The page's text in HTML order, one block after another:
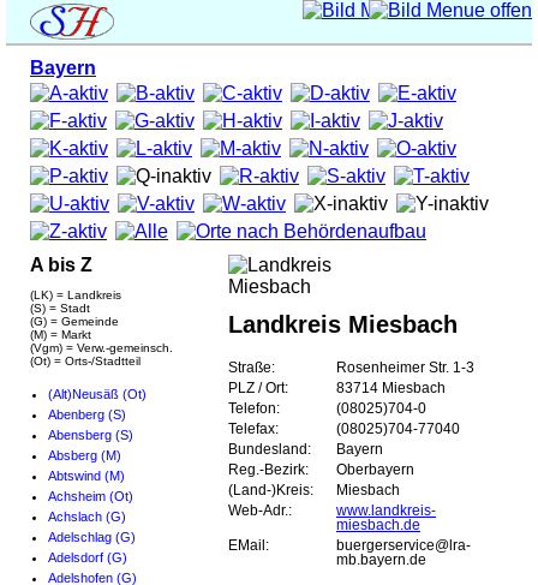
Bayern
A bis Z
(LK) = Landkreis
(S) = Stadt
(G) = Gemeinde
(M) = Markt
(Vgm) = Verw.-gemeinsch.
(Ot) = Orts-/Stadtteil
(Alt)Neusäß (Ot)
Abenberg (S)
Abensberg (S)
Absberg (M)
Abtswind (M)
Achsheim (Ot)
Achslach (G)
Adelschlag (G)
Adelsdorf (G)
Adelshofen (G)
Landkreis Miesbach
Straße:
Rosenheimer Str. 1-3
PLZ / Ort:
83714 Miesbach
Telefon:
(08025)704-0
Telefax:
(08025)704-77040
Bundesland:
Bayern
Reg.-Bezirk:
Oberbayern
(Land-)Kreis:
Miesbach
Web-Adr.:
www.landkreis-
miesbach.de
EMail:
buergerservice@lra-
mb.bayern.de